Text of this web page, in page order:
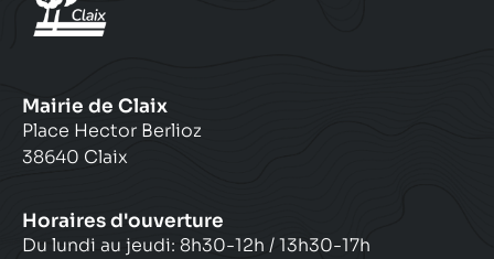
Mairie de Claix
Place Hector Berlioz
38640 Claix
Horaires d'ouverture
Du lundi au jeudi: 8h30-12h / 13h30-17h